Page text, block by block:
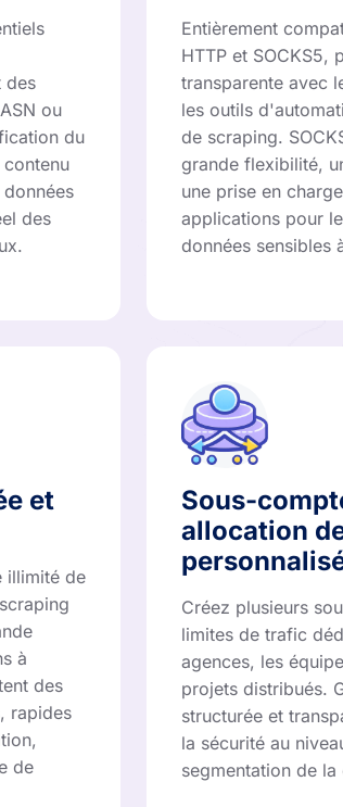
des
ou
du
des
Entièrement
HTTP et SOCKS5,
transparente avec
les outils
de scraping.
grande flexibilité,
une prise en
applications pour
données sensibles
et
illimité de
à
des
rapides
de
Sous-
allocation
Créez plusieurs
limites de trafic
agences, les
projets distribués.
structurée et
la sécurité au
segmentation de